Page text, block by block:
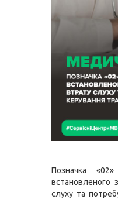
Позначка
встановленого
слуху та